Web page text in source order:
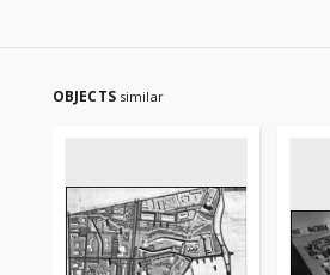
OBJECTS similar